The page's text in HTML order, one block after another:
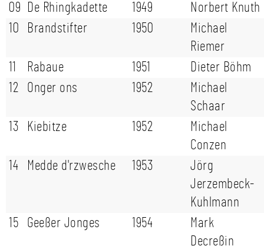
09
De Rhingkadette 1949
Norbert Knuth
10
Brandstifter 1950
Michael
Riemer
11
Rabaue 1951
Dieter Böhm
12
Onger ons 1952
Michael
Schaar
13
Kiebitze 1952
Michael
Conzen
14
Medde d'rzwesche 1953
Jörg
Jerzembeck-
Kuhlmann
15
Geeßer Jonges 1954
Mark
Decreßin